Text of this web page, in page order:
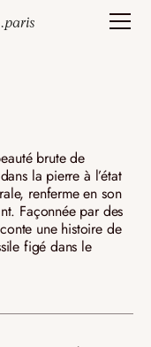
brute de
la pierre à l’état
renferme en son
Façonnée par des
une histoire de
figé dans le